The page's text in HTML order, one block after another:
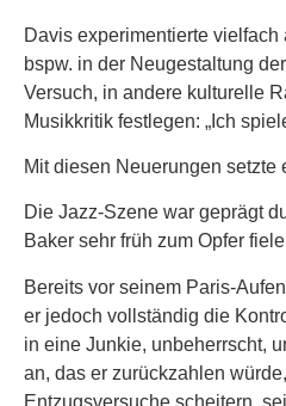
Davis experimentierte
bspw. in der Neugestaltung
Versuch, in andere kulturelle
Musikkritik festlegen: „Ich
Mit diesen Neuerungen setzte
Die Jazz-Szene war geprägt
Baker sehr früh zum Opfer
Bereits vor seinem Paris-
er jedoch vollständig die
in eine Junkie, unbeherrscht,
an, das er zurückzahlen
Entzugsversuche scheitern,